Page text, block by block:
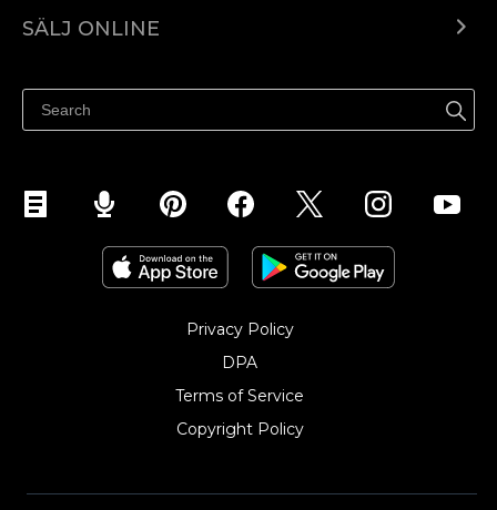
Pris
SÄLJ ONLINE
Sälj på Facebook
Privacy Policy
DPA
Terms of Service
Copyright Policy‎